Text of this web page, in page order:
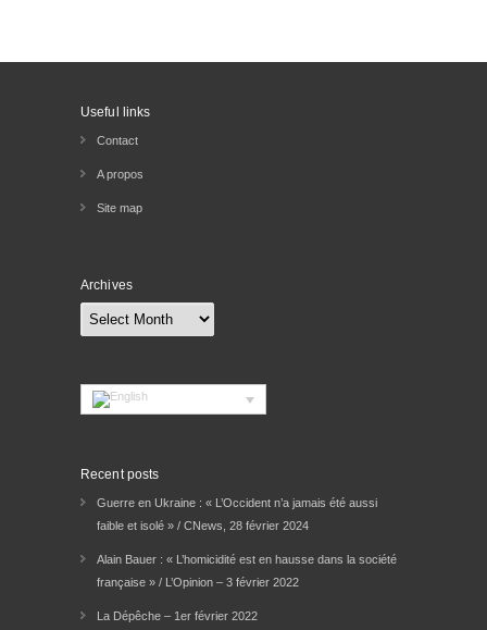
Useful links
Contact
A propos
Site map
Archives
Archives
Recent posts
Guerre en Ukraine : « L’Occident n’a jamais été aussi
faible et isolé » / CNews, 28 février 2024
Alain Bauer : « L’homicidité est en hausse dans la société
française » / L’Opinion – 3 février 2022
La Dépêche – 1er février 2022